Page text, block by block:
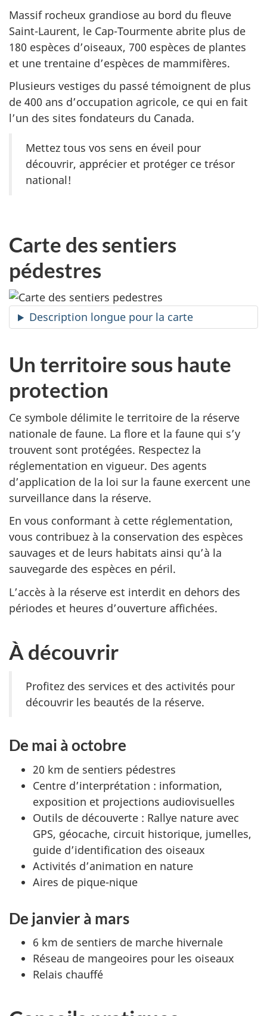
Massif rocheux grandiose au bord du fleuve
Saint-Laurent, le Cap-Tourmente abrite plus de
180 espèces d’oiseaux, 700 espèces de plantes
et une trentaine d’espèces de mammifères.
Plusieurs vestiges du passé témoignent de plus
de 400 ans d’occupation agricole, ce qui en fait
l’un des sites fondateurs du Canada.
Mettez tous vos sens en éveil pour
découvrir, apprécier et protéger ce trésor
national!
Carte des sentiers
pédestres
Description longue pour la carte
Un territoire sous haute
protection
Ce symbole délimite le territoire de la réserve
nationale de faune. La flore et la faune qui s’y
trouvent sont protégées. Respectez la
réglementation en vigueur. Des agents
d’application de la loi sur la faune exercent une
surveillance dans la réserve.
En vous conformant à cette réglementation,
vous contribuez à la conservation des espèces
sauvages et de leurs habitats ainsi qu’à la
sauvegarde des espèces en péril.
L’accès à la réserve est interdit en dehors des
périodes et heures d’ouverture affichées.
À découvrir
Profitez des services et des activités pour
découvrir les beautés de la réserve.
De mai à octobre
20 km de sentiers pédestres
Centre d’interprétation : information,
exposition et projections audiovisuelles
Outils de découverte : Rallye nature avec
GPS, géocache, circuit historique, jumelles,
guide d’identification des oiseaux
Activités d’animation en nature
Aires de pique-nique
De janvier à mars
6 km de sentiers de marche hivernale
Réseau de mangeoires pour les oiseaux
Relais chauffé